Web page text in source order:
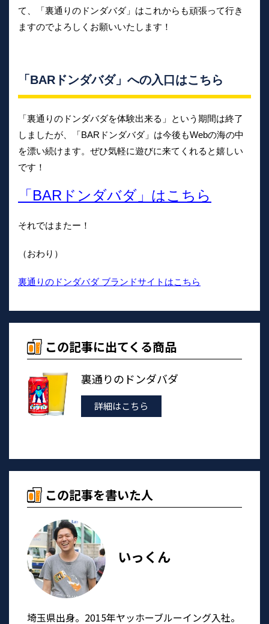
て、「裏通りのドンダバダ」はこれからも頑張って行き
ますのでよろしくお願いいたします！
「BARドンダバダ」への入口はこちら
「裏通りのドンダバダを体験出来る」という期間は終了
しましたが、「BARドンダバダ」は今後もWebの海の中
を漂い続けます。ぜひ気軽に遊びに来てくれると嬉しい
です！
「BARドンダバダ」はこちら
それではまたー！
（おわり）
裏通りのドンダバダ ブランドサイトはこちら
この記事に出てくる商品
裏通りのドンダバダ
詳細はこちら
この記事を書いた人
いっくん
埼玉県出身。2015年ヤッホーブルーイング入社。